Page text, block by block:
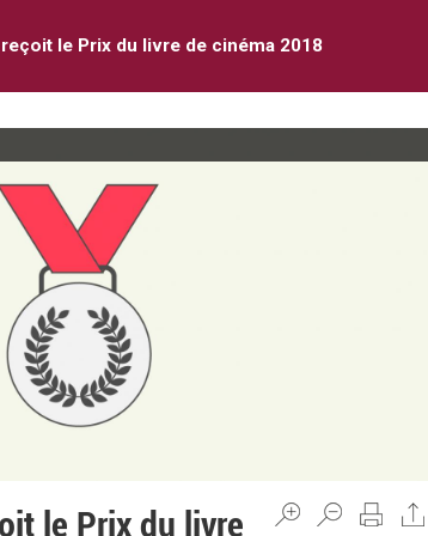
le Prix du livre de cinéma 2018
le Prix du livre